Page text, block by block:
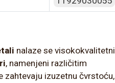
nalaze se visokokvalitetni
, namenjeni različitim
izuzetnu čvrstoću,